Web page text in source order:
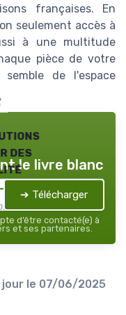
françaises. En
seulement accès à
à une multitude
pièce de votre
de l'espace
des
le livre blanc
➔ Télécharger
d’être contacté(e) à
et ses partenaires.
le 07/06/2025